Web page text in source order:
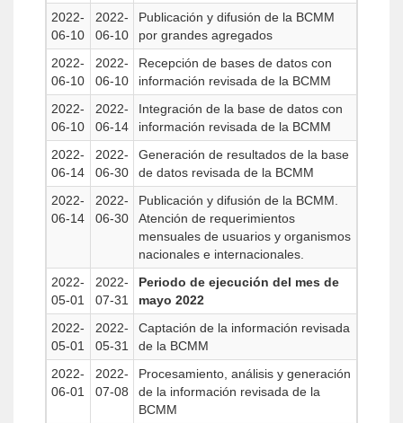
2022-
06-10
2022-
06-10
Publicación y difusión de la BCMM
por grandes agregados
2022-
06-10
2022-
06-10
Recepción de bases de datos con
información revisada de la BCMM
2022-
06-10
2022-
06-14
Integración de la base de datos con
información revisada de la BCMM
2022-
06-14
2022-
06-30
Generación de resultados de la base
de datos revisada de la BCMM
2022-
06-14
2022-
06-30
Publicación y difusión de la BCMM.
Atención de requerimientos
mensuales de usuarios y organismos
nacionales e internacionales.
2022-
05-01
2022-
07-31
Periodo de ejecución del mes de
mayo 2022
2022-
05-01
2022-
05-31
Captación de la información revisada
de la BCMM
2022-
06-01
2022-
07-08
Procesamiento, análisis y generación
de la información revisada de la
BCMM